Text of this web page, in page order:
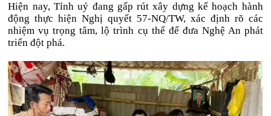
Hiện nay, Tỉnh uỷ đang gấp rút xây dựng kế hoạch hành
động thực hiện Nghị quyết 57-NQ/TW, xác định rõ các
nhiệm vụ trọng tâm, lộ trình cụ thể để đưa Nghệ An phát
triển đột phá.